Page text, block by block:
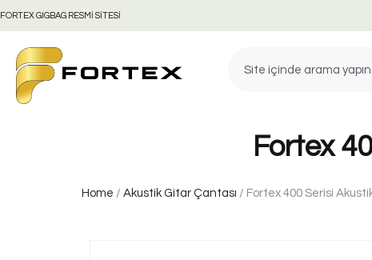
FORTEX GIGBAG RESMİ SİTESİ
Fortex
Home / Akustik Gitar Çantası / Fortex 400 Serisi